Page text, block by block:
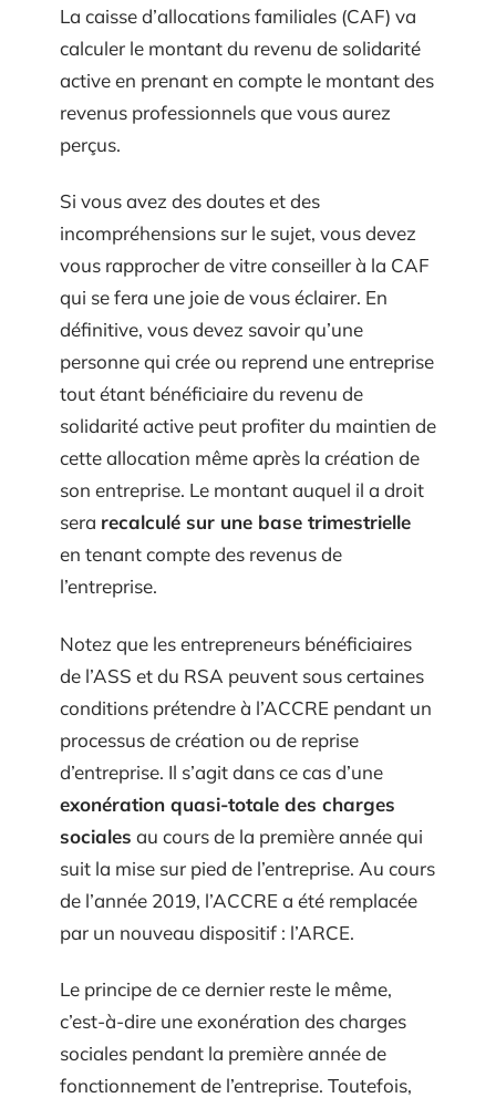
La caisse d’allocations familiales (CAF) va
calculer le montant du revenu de solidarité
active en prenant en compte le montant des
revenus professionnels que vous aurez
perçus.
Si vous avez des doutes et des
incompréhensions sur le sujet, vous devez
vous rapprocher de vitre conseiller à la CAF
qui se fera une joie de vous éclairer. En
définitive, vous devez savoir qu’une
personne qui crée ou reprend une entreprise
tout étant bénéficiaire du revenu de
solidarité active peut profiter du maintien de
cette allocation même après la création de
son entreprise. Le montant auquel il a droit
sera recalculé sur une base trimestrielle
en tenant compte des revenus de
l’entreprise.
Notez que les entrepreneurs bénéficiaires
de l’ASS et du RSA peuvent sous certaines
conditions prétendre à l’ACCRE pendant un
processus de création ou de reprise
d’entreprise. Il s’agit dans ce cas d’une
exonération quasi-totale des charges
sociales au cours de la première année qui
suit la mise sur pied de l’entreprise. Au cours
de l’année 2019, l’ACCRE a été remplacée
par un nouveau dispositif : l’ARCE.
Le principe de ce dernier reste le même,
c’est-à-dire une exonération des charges
sociales pendant la première année de
fonctionnement de l’entreprise. Toutefois,